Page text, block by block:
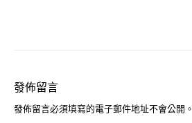
發佈留言
發佈留言必須填寫的電子郵件地址不會公開。